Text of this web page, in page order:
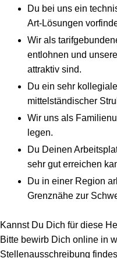
Du bei uns ein
Art-Lösungen
Wir als
entlohnen und
attraktiv sind.
Du ein sehr
mittelständischer
Wir uns als
legen.
Du Deinen
sehr gut erreichen
Du in einer Region
Grenznähe zur
Kannst Du Dich für diese
Bitte bewirb Dich online in
Stellenausschreibung